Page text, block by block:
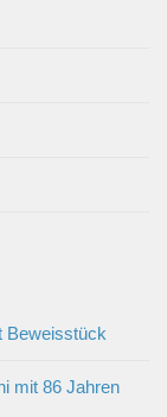
Beweisstück
mit 86 Jahren